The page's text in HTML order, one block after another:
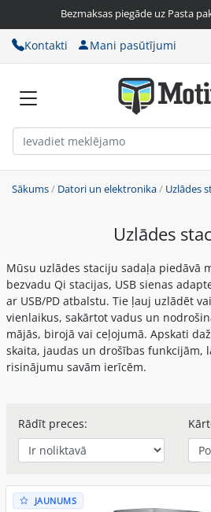
Bezmaksas piegāde uz Pasta
Kontakti Mani pasūtījumi
Sākums/ Datori un elektronika/ Uzlādes
Uzlādes
Mūsu uzlādes staciju sadaļa piedāvā
bezvadu Qi stacijas, USB sienas
ar USB/PD atbalstu. Tie ļauj uzlādēt
vienlaikus, sakārtot vadus un
mājās, birojā vai ceļojumā. Apskati
skaita, jaudas un drošības funkcijām,
risinājumu savām ierīcēm.
Rādīt preces:
JAUNUMS